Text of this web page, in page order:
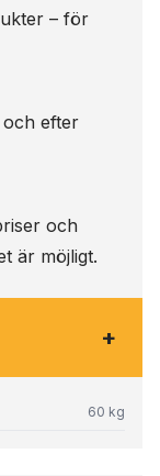
– för
och efter
och
är möjligt.
+
60 kg